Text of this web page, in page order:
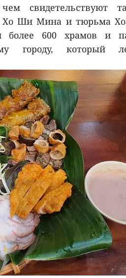
свидетельствуют
Хо Ши Мина и тюрьма
более 600 храмов и
городу, который